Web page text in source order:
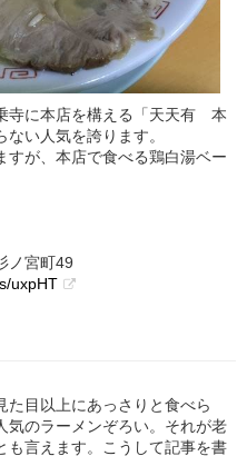
寺に本店を構える「天天有 本
い人気を誇ります。
すが、本店で食べる鶏白湯ベー
ノ宮町49
uxpHT
た目以上にあっさりと食べら
気のラーメンぞろい。それが老
も言えます。こうして記事を書